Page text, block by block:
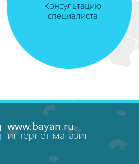
Консультацию
специалиста
www.bayan.ru
интернет-магазин